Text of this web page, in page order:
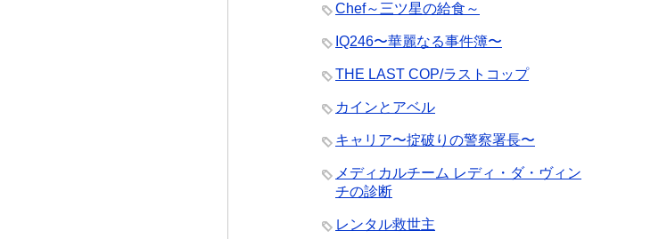
Chef～三ツ星の給食～
IQ246〜華麗なる事件簿〜
THE LAST COP/ラストコップ
カインとアベル
キャリア〜掟破りの警察署長〜
メディカルチーム レディ・ダ・ヴィン
チの診断
レンタル救世主